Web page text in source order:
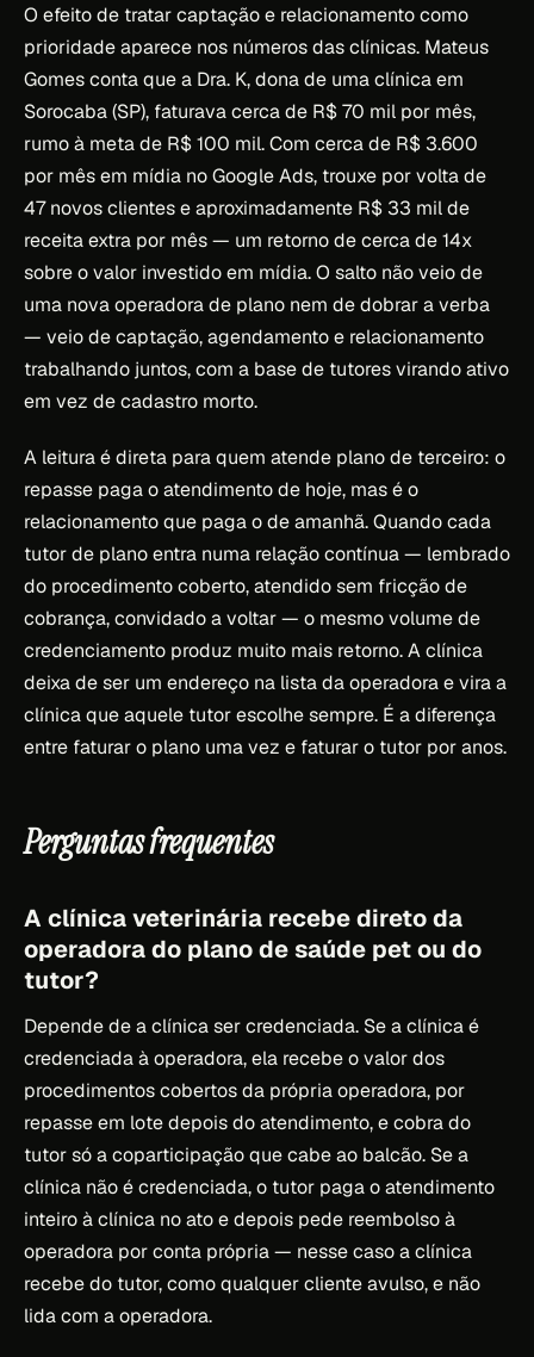
O efeito de tratar captação e relacionamento como
prioridade aparece nos números das clínicas. Mateus
Gomes conta que a Dra. K, dona de uma clínica em
Sorocaba (SP), faturava cerca de R$ 70 mil por mês,
rumo à meta de R$ 100 mil. Com cerca de R$ 3.600
por mês em mídia no Google Ads, trouxe por volta de
47 novos clientes e aproximadamente R$ 33 mil de
receita extra por mês — um retorno de cerca de 14x
sobre o valor investido em mídia. O salto não veio de
uma nova operadora de plano nem de dobrar a verba
— veio de captação, agendamento e relacionamento
trabalhando juntos, com a base de tutores virando ativo
em vez de cadastro morto.
A leitura é direta para quem atende plano de terceiro: o
repasse paga o atendimento de hoje, mas é o
relacionamento que paga o de amanhã. Quando cada
tutor de plano entra numa relação contínua — lembrado
do procedimento coberto, atendido sem fricção de
cobrança, convidado a voltar — o mesmo volume de
credenciamento produz muito mais retorno. A clínica
deixa de ser um endereço na lista da operadora e vira a
clínica que aquele tutor escolhe sempre. É a diferença
entre faturar o plano uma vez e faturar o tutor por anos.
Perguntas frequentes
A clínica veterinária recebe direto da
operadora do plano de saúde pet ou do
tutor?
Depende de a clínica ser credenciada. Se a clínica é
credenciada à operadora, ela recebe o valor dos
procedimentos cobertos da própria operadora, por
repasse em lote depois do atendimento, e cobra do
tutor só a coparticipação que cabe ao balcão. Se a
clínica não é credenciada, o tutor paga o atendimento
inteiro à clínica no ato e depois pede reembolso à
operadora por conta própria — nesse caso a clínica
recebe do tutor, como qualquer cliente avulso, e não
lida com a operadora.